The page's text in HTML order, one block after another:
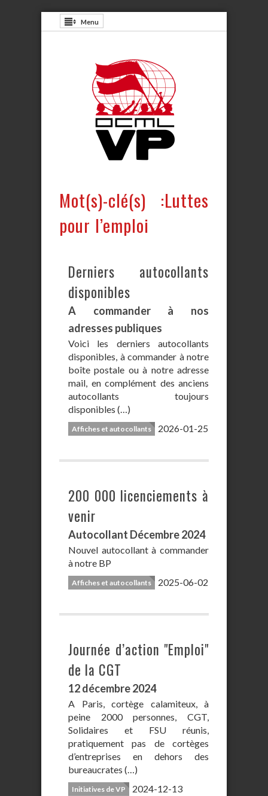
Menu
Mot(s)-clé(s) :Luttes
pour l’emploi
Derniers autocollants
disponibles
A commander à nos
adresses publiques
Voici les derniers autocollants
disponibles, à commander à notre
boîte postale ou à notre adresse
mail, en complément des anciens
autocollants toujours
disponibles (…)
Affiches et autocollants 2026-01-25
200 000 licenciements à
venir
Autocollant Décembre 2024
Nouvel autocollant à commander
à notre BP
Affiches et autocollants 2025-06-02
Journée d’action "Emploi"
de la CGT
12 décembre 2024
A Paris, cortège calamiteux, à
peine 2000 personnes, CGT,
Solidaires et FSU réunis,
pratiquement pas de cortèges
d’entreprises en dehors des
bureaucrates (…)
Initiatives de VP 2024-12-13